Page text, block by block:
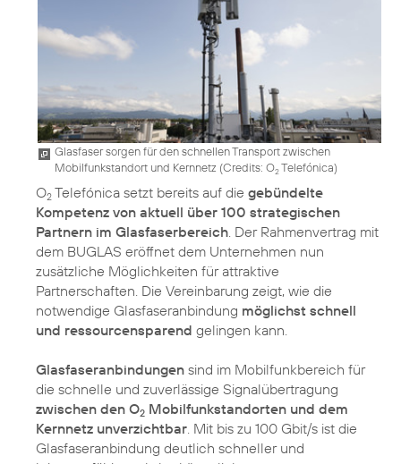
Glasfaser sorgen für den schnellen Transport zwischen
Mobilfunkstandort und Kernnetz (Credits: O2Telefónica)
O2 Telefónica setzt bereits auf die gebündelte
Kompetenz von aktuell über 100 strategischen
Partnern im Glasfaserbereich. Der Rahmenvertrag mit
dem BUGLAS eröffnet dem Unternehmen nun
zusätzliche Möglichkeiten für attraktive
Partnerschaften. Die Vereinbarung zeigt, wie die
notwendige Glasfaseranbindung möglichst schnell
und ressourcensparend gelingen kann.
Glasfaseranbindungen sind im Mobilfunkbereich für
die schnelle und zuverlässige Signalübertragung
zwischen den O2 Mobilfunkstandorten und dem
Kernnetz unverzichtbar. Mit bis zu 100 Gbit/s ist die
Glasfaseranbindung deutlich schneller und